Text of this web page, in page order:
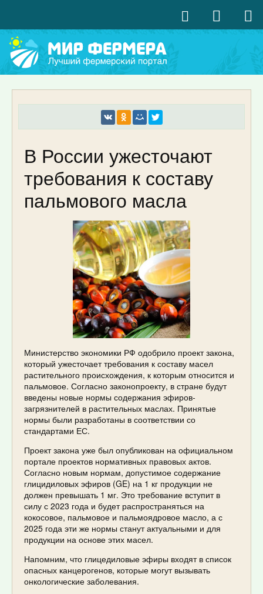
В России ужесточают
требования к составу
пальмового масла
Министерство экономики РФ одобрило проект закона,
который ужесточает требования к составу масел
растительного происхождения, к которым относится и
пальмовое. Согласно законопроекту, в стране будут
введены новые нормы содержания эфиров-
загрязнителей в растительных маслах. Принятые
нормы были разработаны в соответствии со
стандартами ЕС.
Проект закона уже был опубликован на официальном
портале проектов нормативных правовых актов.
Согласно новым нормам, допустимое содержание
глицидиловых эфиров (GE) на 1 кг продукции не
должен превышать 1 мг. Это требование вступит в
силу с 2023 года и будет распространяться на
кокосовое, пальмовое и пальмоядровое масло, а с
2025 года эти же нормы станут актуальными и для
продукции на основе этих масел.
Напомним, что глицедиловые эфиры входят в список
опасных канцерогенов, которые могут вызывать
онкологические заболевания.